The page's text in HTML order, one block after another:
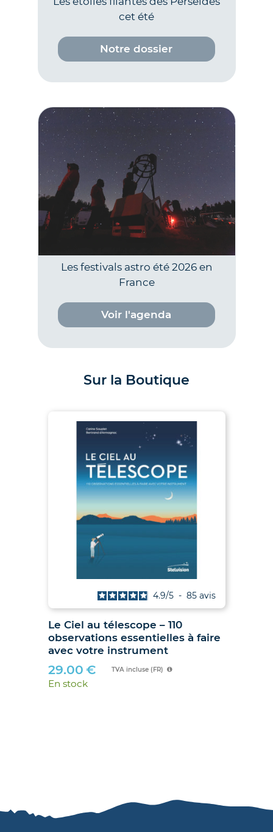
cet été
Notre dossier
Les festivals astro été 2026 en
France
Voir l'agenda
Sur la Boutique
Le Ciel au télescope – 110
observations essentielles à faire
avec votre instrument
4.9/5 - 85 avis
29.00 € TVA incluse (FR)
En stock